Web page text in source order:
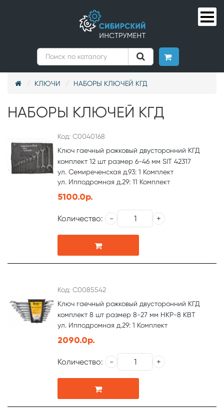
КЛЮЧИ НАБОРЫ КЛЮЧЕЙ КГД
НАБОРЫ КЛЮЧЕЙ КГД
Код: С0040168
Ключ гаечный рожковый двусторонний КГД
комплект 12 шт размер 6-46 мм SIT 42317
ул. Семиреченская д.93: 1 Комплект
ул. Ипподромная д.29: 11 Комплект
5100.0р.
Количество:
Код: С0085542
Ключ гаечный рожковый двусторонний КГД
комплект 8 шт размер 8-27 мм НКР-8 КВТ
ул. Ипподромная д.29: 1 Комплект
2090.0р.
Количество: